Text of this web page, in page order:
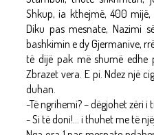
Shkup, ia kthejmë, 400
Diku pas mesnate, Nazimi
bashkimin e dy Gjermanive,
të dijë pak më shumë edhe
Zbrazet vera. E pi. Ndez një
duhan.
-Të ngrihemi? – dëgjohet zëri
- Si të doni!... i thuhet me të